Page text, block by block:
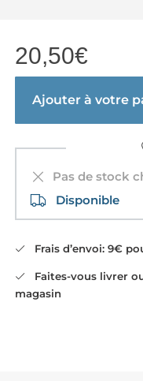
20,50€
Ajouter à votre
Pas de stock
Disponible
Frais d’envoi: 9€
Faites-vous livrer
magasin